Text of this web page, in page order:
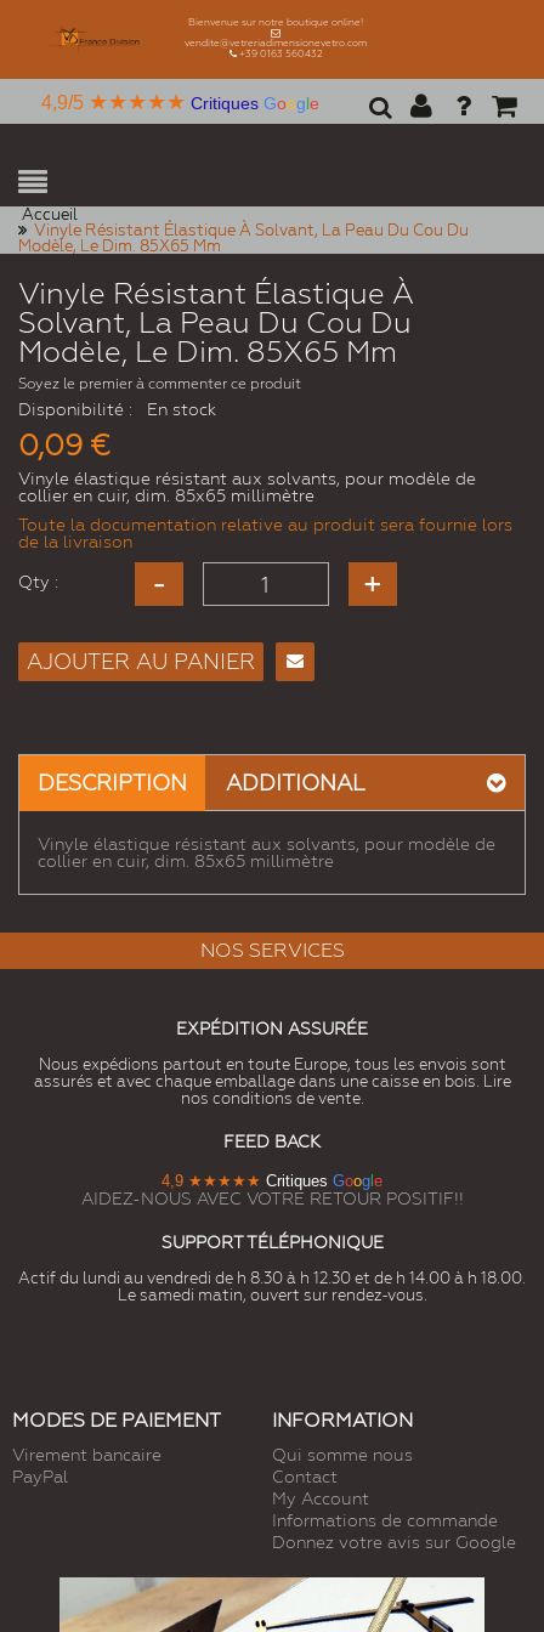
Bienvenue sur notre boutique online!
vendite@vetreriadimensionevetro.com
+39 0163 560432
4,9/5 ★★★★★ Critiques Google
Accueil
Vinyle Résistant Élastique À Solvant, La Peau Du Cou Du
Modèle, Le Dim. 85X65 Mm
Vinyle Résistant Élastique À
Solvant, La Peau Du Cou Du
Modèle, Le Dim. 85X65 Mm
Soyez le premier à commenter ce produit
Disponibilité : En stock
0,09 €
Vinyle élastique résistant aux solvants, pour modèle de
collier en cuir, dim. 85x65 millimètre
Toute la documentation relative au produit sera fournie lors
de la livraison
Qty :
AJOUTER AU PANIER
DESCRIPTION ADDITIONAL
Vinyle élastique résistant aux solvants, pour modèle de
collier en cuir, dim. 85x65 millimètre
NOS SERVICES
EXPÉDITION ASSURÉE
Nous expédions partout en toute Europe, tous les envois sont
assurés et avec chaque emballage dans une caisse en bois. Lire
nos conditions de vente.
FEED BACK
4,9 ★★★★★ Critiques Goog e
AIDEZ-NOUS AVEC VOTRE RETOUR POSITIF!!
SUPPORT TÉLÉPHONIQUE
Actif du lundi au vendredi de h 8.30 à h 12.30 et de h 14.00 à h 18.00.
Le samedi matin, ouvert sur rendez-vous.
MODES DE PAIEMENT
Virement bancaire
PayPal
INFORMATION
Qui somme nous
Contact
My Account
Informations de commande
Donnez votre avis sur Google